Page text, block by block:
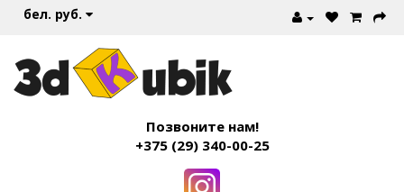
бел. руб.
Позвоните нам!
+375 (29) 340-00-25